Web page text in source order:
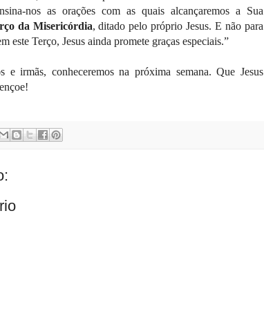
nos as orações com as quais alcançaremos a Sua
da Misericórdia, ditado pelo próprio Jesus. E não para
este Terço, Jesus ainda promete graças especiais.”
e irmãs, conheceremos na próxima semana. Que Jesus